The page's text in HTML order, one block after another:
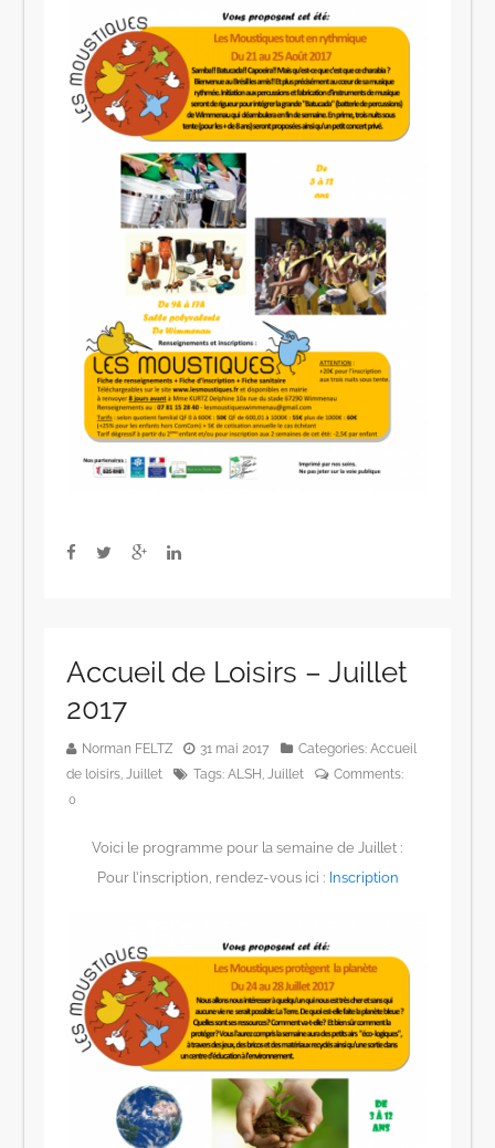
Accueil de Loisirs – Juillet
2017
Norman FELTZ 31 mai 2017 Categories:Accueil
de loisirs Juillet Tags:ALSH Juillet Comments:
0
Voici le programme pour la semaine de Juillet :
Pour l’inscription, rendez-vous ici : Inscription